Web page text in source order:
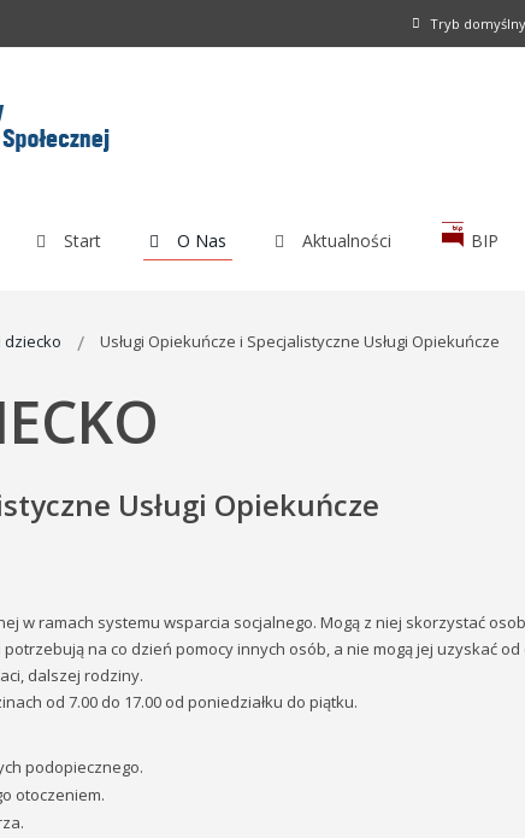
Tryb domyślny
Start O Nas Aktualności BIP
dziecko Usługi Opiekuńcze i Specjalistyczne Usługi Opiekuńcze
Usługi Opiekuńcze
w ramach systemu wsparcia socjalnego. Mogą z niej skorzystać
na co dzień pomocy innych osób, a nie mogą jej uzyskać
dalszej rodziny.
od 7.00 do 17.00 od poniedziałku do piątku.
podopiecznego.
otoczeniem.